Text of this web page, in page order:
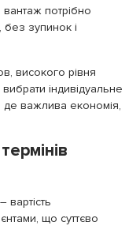
потрібно
зупинок і
високого рівня
індивідуальне
де важлива економія,
що суттєво